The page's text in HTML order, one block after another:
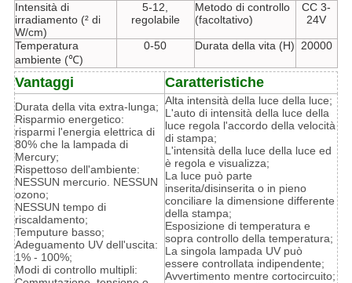
Intensità di
irradiamento (² di
W/cm)
5-12,
regolabile
Metodo di controllo
(facoltativo)
CC 3-
24V
Temperatura
ambiente (℃)
0-50 Durata della vita (H) 20000
Vantaggi Caratteristiche
Durata della vita extra-lunga;
Risparmio energetico:
risparmi l'energia elettrica di
80% che la lampada di
Mercury;
Rispettoso dell'ambiente:
NESSUN mercurio. NESSUN
ozono;
NESSUN tempo di
riscaldamento;
Temputure basso;
Adeguamento UV dell'uscita:
1% - 100%;
Modi di controllo multipli:
Alta intensità della luce della luce;
L'auto di intensità della luce della
luce regola l'accordo della velocità
di stampa;
L'intensità della luce della luce ed
è regola e visualizza;
La luce può parte
inserita/disinserita o in pieno
conciliare la dimensione differente
della stampa;
Esposizione di temperatura e
sopra controllo della temperatura;
La singola lampada UV può
essere controllata indipendente;
Avvertimento mentre cortocircuito;